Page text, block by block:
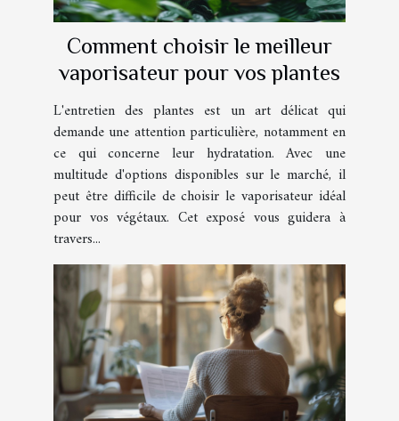
Comment choisir le meilleur
vaporisateur pour vos plantes
L'entretien des plantes est un art délicat qui
demande une attention particulière, notamment en
ce qui concerne leur hydratation. Avec une
multitude d'options disponibles sur le marché, il
peut être difficile de choisir le vaporisateur idéal
pour vos végétaux. Cet exposé vous guidera à
travers...